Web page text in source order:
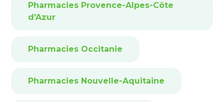
Pharmacies Provence-Alpes-Côte
d'Azur
Pharmacies Occitanie
Pharmacies Nouvelle-Aquitaine